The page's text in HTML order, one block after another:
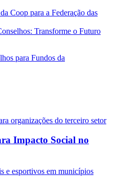
Coop para a Federação das
Transforme o Futuro
Impacto Social no